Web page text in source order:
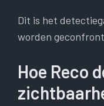
Dit is het
worden
Hoe Reco